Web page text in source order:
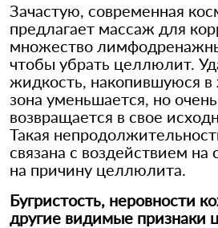
Зачастую, современная
предлагает массаж для
множество
чтобы убрать целлюлит.
жидкость, накопившуюся в
зона уменьшается, но
возвращается в свое
Такая
связана с воздействием на
на причину целлюлита.
Бугристость, неровности
другие видимые признаки